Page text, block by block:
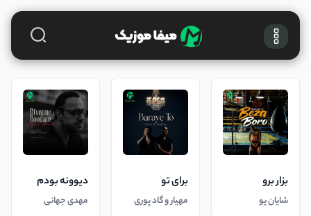
بزار برو
شایان یو
برای تو
مهیار و گاد پوری
دیوونه بودم
مهدی جهانی